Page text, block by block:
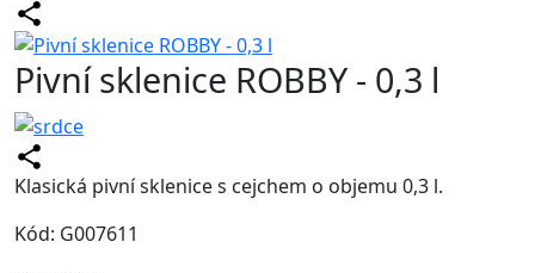
Pivní sklenice ROBBY - 0,3 l
Klasická pivní sklenice s cejchem o objemu 0,3 l.
Kód: G007611